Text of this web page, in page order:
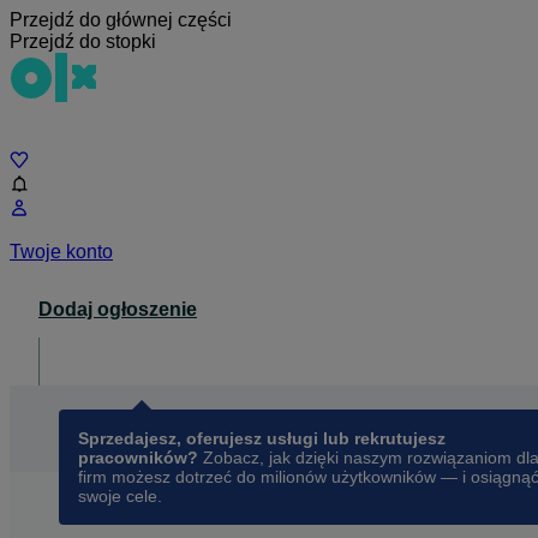
Przejdź do głównej części
Przejdź do stopki
Twoje konto
Dodaj ogłoszenie
Sprzedajesz, oferujesz usługi lub rekrutujesz
pracowników? Zobacz, jak dzięki naszym rozwiązaniom dla
firm możesz dotrzeć do milionów użytkowników — i osiągnąć
swoje cele.